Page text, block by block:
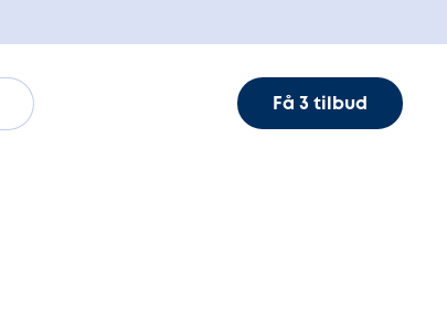
Få 3 tilbud